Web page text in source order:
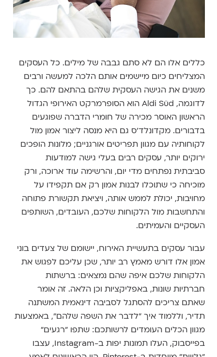
כללים אלו הם לא סתם גבבה של מילים. כל העסקים
המצליחים כיום מיישמים אותם הלכה למעשה ורבים
משנים את הגישה העסקית שלהם בהתאם להם. כך
לדוגמה, Aldi Süd הוא הסופרמרקט האירופי הגדול
הראשון האוסר מכירה של חומרי הדברה שפוגעים
בדבורים. מקדונלד'ס גם היא מנסה ליצור אמון מול
לקוחותיה עם מגוון תפריטים אורגניים; מלונות הופכים
ירוקים יותר, עסקים רבים בעלי גישה למודעות
סביבתית נפתחים מדי יום, והרשימה עוד ארוכה, ורק
מוכיחה כי שתוכלו לבנות אמון רק אם תקפידו על
מחויבות, יכולת לממש אותה, ויציאת תקשורת פתוחה
והתחשבות מול הלקוחות שלכם, העובדים, השותפים
העסקיים והעמיתים.
עבור עסקים בתעשיית האירוח, יישומם של צעדים בוני
אמון אלו דורש מאמץ רב יותר, שכן עליכם לפגוש את
הלקוחות שלכם איפה שהם נמצאים: ברשתות
חברתיות שונות, באפליקציות וכן הלאה. זה אומר
שאתם צריכים להסתגל לסביבה דינאמית המשתנה
תדיר, וללמוד איך "לדבר את השפה שלהם", באמצעות
מגוון הכלים העומדים לרשותכם: שתפו "רגעים"
בפייסבוק, העלו תמונות יפות ב-Instagram, עצבו